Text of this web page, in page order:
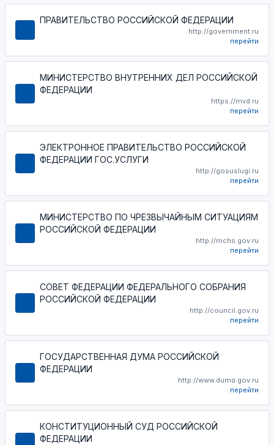
ПРАВИТЕЛЬСТВО РОССИЙСКОЙ ФЕДЕРАЦИИ
http://government.ru
перейти
МИНИСТЕРСТВО ВНУТРЕННИХ ДЕЛ РОССИЙСКОЙ
ФЕДЕРАЦИИ
https://mvd.ru
перейти
ЭЛЕКТРОННОЕ ПРАВИТЕЛЬСТВО РОССИЙСКОЙ
ФЕДЕРАЦИИ ГОС.УСЛУГИ
http://gosuslugi.ru
перейти
МИНИСТЕРСТВО ПО ЧРЕЗВЫЧАЙНЫМ СИТУАЦИЯМ
РОССИЙСКОЙ ФЕДЕРАЦИИ
http://mchs.gov.ru
перейти
СОВЕТ ФЕДЕРАЦИИ ФЕДЕРАЛЬНОГО СОБРАНИЯ
РОССИЙСКОЙ ФЕДЕРАЦИИ
http://council.gov.ru
перейти
ГОСУДАРСТВЕННАЯ ДУМА РОССИЙСКОЙ
ФЕДЕРАЦИИ
http://www.duma.gov.ru
перейти
КОНСТИТУЦИОННЫЙ СУД РОССИЙСКОЙ
ФЕДЕРАЦИИ